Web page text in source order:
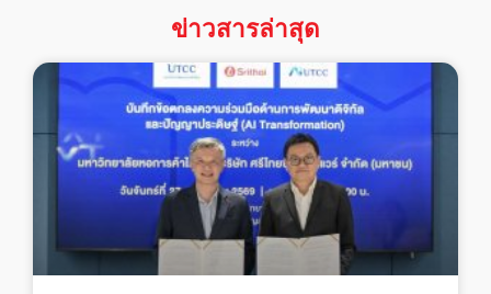
ข่าวสารล่าสุด